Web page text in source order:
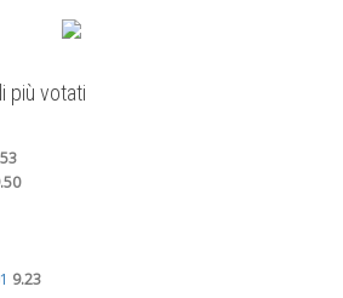
più votati
9.23